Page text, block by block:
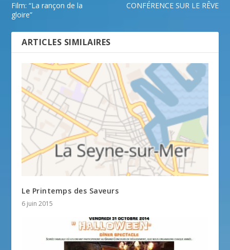
Film: “La rançon de la
gloire”
CONFÉRENCE SUR LE RÊVE
ARTICLES SIMILAIRES
Le Printemps des Saveurs
6 juin 2015